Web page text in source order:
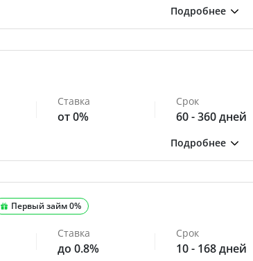
Ставка
от 0%
Срок
60 - 360 дней
Первый займ 0%
Ставка
до 0.8%
Срок
10 - 168 дней